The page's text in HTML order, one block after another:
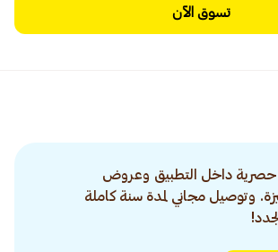
تسوق الآن
حصرية داخل التطبيق وعروض
وتوصيل مجاني لمدة سنة كاملة